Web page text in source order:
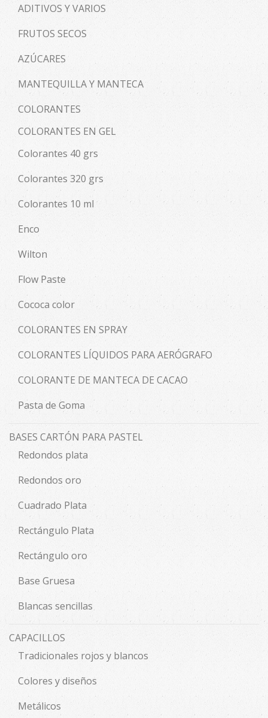
ADITIVOS Y VARIOS
FRUTOS SECOS
AZÚCARES
MANTEQUILLA Y MANTECA
COLORANTES
COLORANTES EN GEL
Colorantes 40 grs
Colorantes 320 grs
Colorantes 10 ml
Enco
Wilton
Flow Paste
Cococa color
COLORANTES EN SPRAY
COLORANTES LÍQUIDOS PARA AERÓGRAFO
COLORANTE DE MANTECA DE CACAO
Pasta de Goma
BASES CARTÓN PARA PASTEL
Redondos plata
Redondos oro
Cuadrado Plata
Rectángulo Plata
Rectángulo oro
Base Gruesa
Blancas sencillas
CAPACILLOS
Tradicionales rojos y blancos
Colores y diseños
Metálicos